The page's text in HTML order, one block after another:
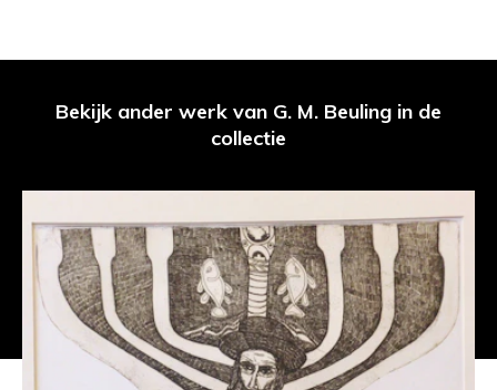
Bekijk ander werk van G. M. Beuling in de
collectie